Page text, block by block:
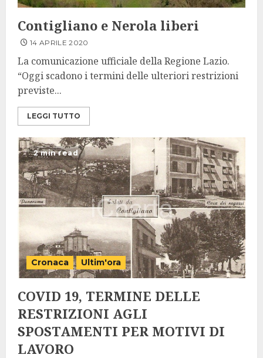
Contigliano e Nerola liberi
14 APRILE 2020
La comunicazione ufficiale della Regione Lazio.
“Oggi scadono i termini delle ulteriori restrizioni
previste...
LEGGI TUTTO
2 min read
Cronaca Ultim'ora
COVID 19, TERMINE DELLE
RESTRIZIONI AGLI
SPOSTAMENTI PER MOTIVI DI
LAVORO